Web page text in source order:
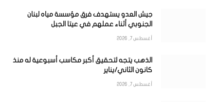
جيش العدو يستهدف فرق مؤسسة مياه لبنان
الجنوبي أثناء عملهم في عيتا الجبل
أغسطس 7, 2026
الذهب يتجه لتحقيق أكبر مكاسب أسبوعية له منذ
كانون الثاني/يناير
أغسطس 7, 2026